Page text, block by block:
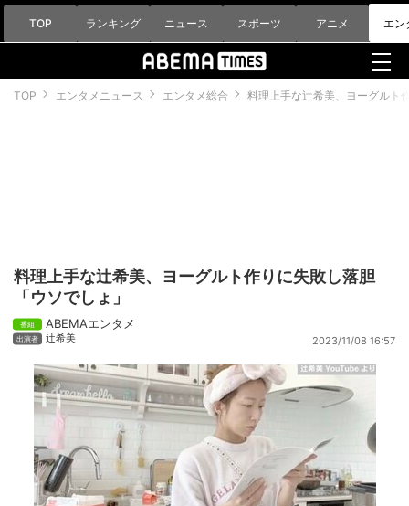
TOP ランキング ニュース スポーツ アニメ エン
TOP エンタメニュース エンタメ総合 料理上手な辻希美、ヨーグルト
料理上手な辻希美、ヨーグルト作りに失敗し落胆
「ウソでしょ」
ABEMAエンタメ
辻希美 2023/11/08 16:57